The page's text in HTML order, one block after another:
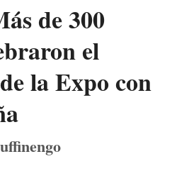
de 300
el
la Expo con